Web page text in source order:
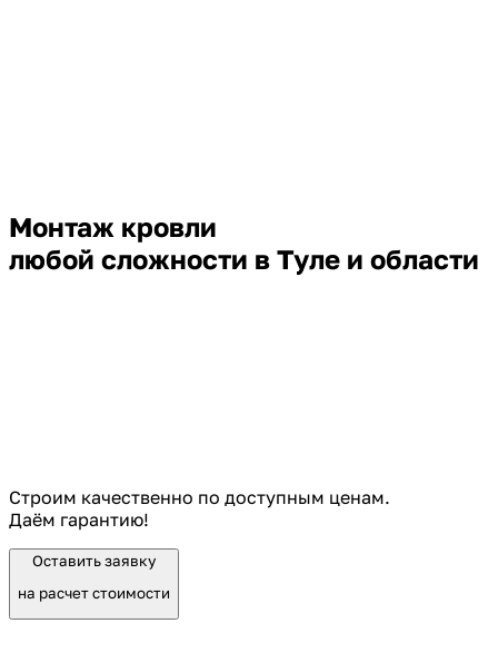
Монтаж кровли
любой сложности в Туле и области
Строим качественно по доступным ценам.
Даём гарантию!
Оставить заявку
на расчет стоимости